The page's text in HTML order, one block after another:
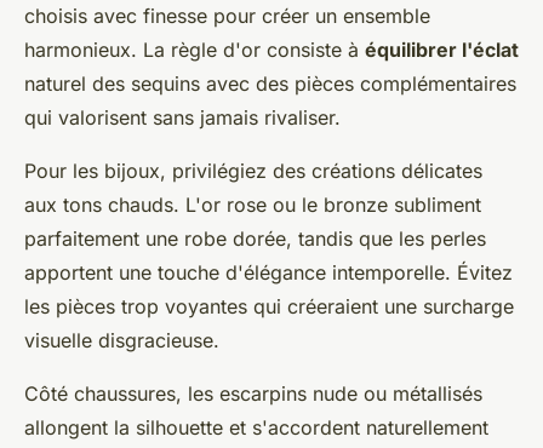
choisis avec finesse pour créer un ensemble
harmonieux. La règle d'or consiste à équilibrer l'éclat
naturel des sequins avec des pièces complémentaires
qui valorisent sans jamais rivaliser.
Pour les bijoux, privilégiez des créations délicates
aux tons chauds. L'or rose ou le bronze subliment
parfaitement une robe dorée, tandis que les perles
apportent une touche d'élégance intemporelle. Évitez
les pièces trop voyantes qui créeraient une surcharge
visuelle disgracieuse.
Côté chaussures, les escarpins nude ou métallisés
allongent la silhouette et s'accordent naturellement